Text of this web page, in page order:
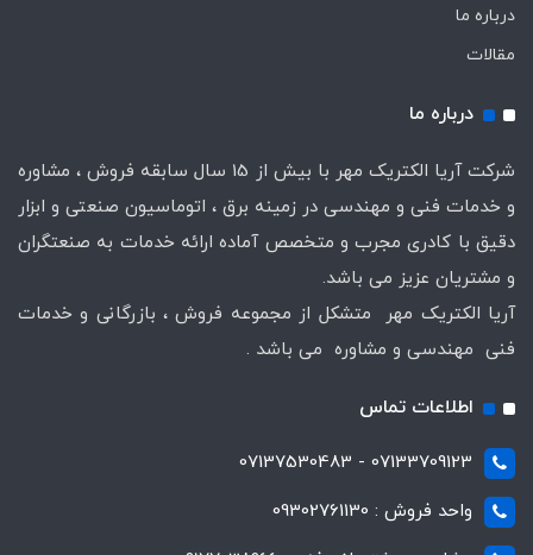
درباره ما
مقالات
درباره ما
شرکت آریا الکتریک مهر با بیش از 15 سال سابقه فروش ، مشاوره
و خدمات فنی و مهندسی در زمینه برق ، اتوماسیون صنعتی و ابزار
دقیق با کادری مجرب و متخصص آماده ارائه خدمات به صنعتگران
و مشتریان عزیز می باشد.
آریا الکتریک مهر متشکل از مجموعه فروش ، بازرگانی و خدمات
فنی مهندسی و مشاوره می باشد .
اطلاعات تماس
07133709123 - 07137530483
واحد فروش : 09302761130